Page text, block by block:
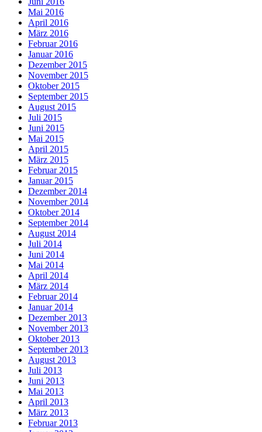
Mai 2016
April 2016
März 2016
Februar 2016
Januar 2016
Dezember 2015
November 2015
Oktober 2015
September 2015
August 2015
Juli 2015
Juni 2015
Mai 2015
April 2015
März 2015
Februar 2015
Januar 2015
Dezember 2014
November 2014
Oktober 2014
September 2014
August 2014
Juli 2014
Juni 2014
Mai 2014
April 2014
März 2014
Februar 2014
Januar 2014
Dezember 2013
November 2013
Oktober 2013
September 2013
August 2013
Juli 2013
Juni 2013
Mai 2013
April 2013
März 2013
Februar 2013